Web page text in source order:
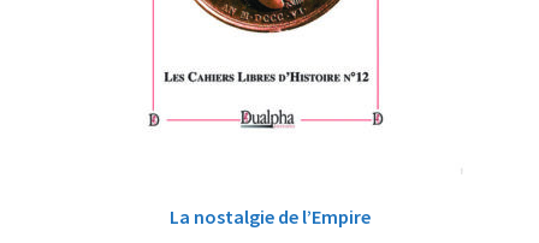
La nostalgie de l’Empire